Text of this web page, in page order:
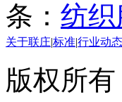
条： 纺
关于联庄标准行业动态
版权所